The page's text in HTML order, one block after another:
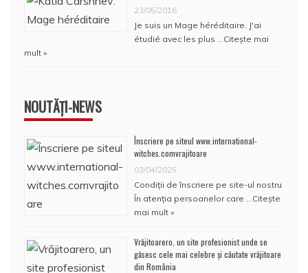
23/05/2016
Je suis un Mage héréditaire. J'ai
étudié avec les plus … Citește mai
mult »
NOUTĂȚI-NEWS
Înscriere pe siteul www.international-
witches.comvrajitoare
03/04/2025
Condiţii de înscriere pe site-ul nostru
În atenţia persoanelor care … Citește
mai mult »
Vrăjitoarero, un site profesionist unde se
găsesc cele mai celebre și căutate vrăjitoare
din România